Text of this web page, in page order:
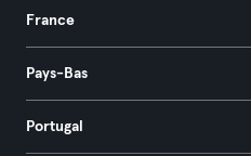
France
Pays-Bas
Portugal